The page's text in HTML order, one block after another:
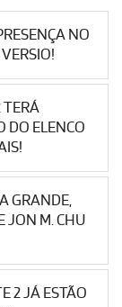
NO
TERÁ
DO ELENCO
GRANDE,
JON M. CHU
2 JÁ ESTÃO